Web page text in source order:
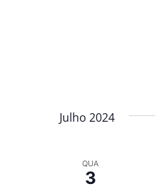
Julho 2024
QUA
3